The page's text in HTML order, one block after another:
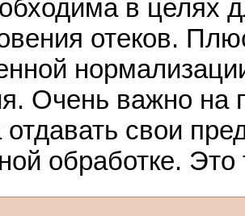
в целях
отеков.
Очень важно на
отдавать свои
обработке.